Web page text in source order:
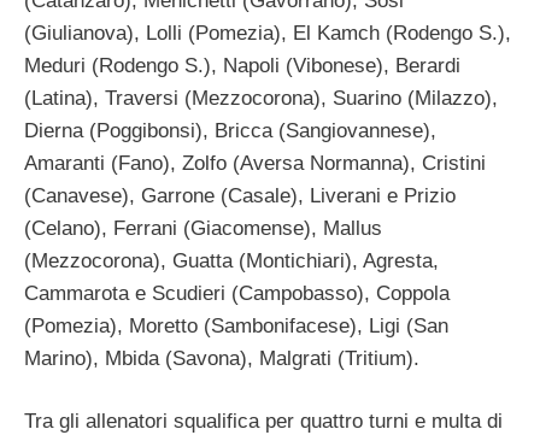
(Giulianova), Lolli (Pomezia), El Kamch (Rodengo S.),
Meduri (Rodengo S.), Napoli (Vibonese), Berardi
(Latina), Traversi (Mezzocorona), Suarino (Milazzo),
Dierna (Poggibonsi), Bricca (Sangiovannese),
Amaranti (Fano), Zolfo (Aversa Normanna), Cristini
(Canavese), Garrone (Casale), Liverani e Prizio
(Celano), Ferrani (Giacomense), Mallus
(Mezzocorona), Guatta (Montichiari), Agresta,
Cammarota e Scudieri (Campobasso), Coppola
(Pomezia), Moretto (Sambonifacese), Ligi (San
Marino), Mbida (Savona), Malgrati (Tritium).
Tra gli allenatori squalifica per quattro turni e multa di